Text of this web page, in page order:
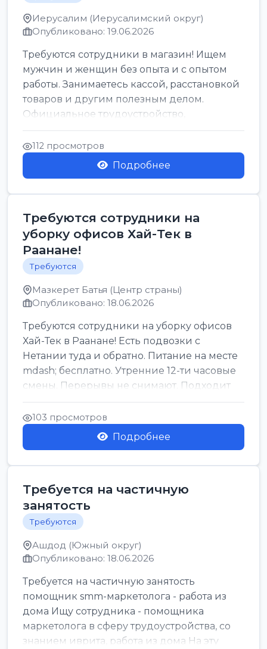
Иерусалим (Иерусалимский округ)
Опубликовано: 19.06.2026
Требуются сотрудники в магазин! Ищем
мужчин и женщин без опыта и с опытом
работы. Занимаетесь кассой, расстановкой
товаров и другим полезным делом.
Официальное трудоустройство,
стабильная зарплата от ...
112 просмотров
Подробнее
Требуются сотрудники на
уборку офисов Хай-Тек в
Раанане!
Требуются
Мазкерет Батья (Центр страны)
Опубликовано: 18.06.2026
Требуются сотрудники на уборку офисов
Хай-Тек в Раанане! Есть подвозки с
Нетании туда и обратно. Питание на месте
mdash; бесплатно. Утренние 12-ти часовые
смены. Перерывы не снимают. Подходит
для всех...
103 просмотров
Подробнее
Требуется на частичную
занятость
Требуются
Ашдод (Южный округ)
Опубликовано: 18.06.2026
Требуется на частичную занятость
помощник smm-маркетолога - работа из
дома Ищу сотрудника - помощника
маркетолога в сферу трудоустройства, со
знанием иврита, работа из дома На эту